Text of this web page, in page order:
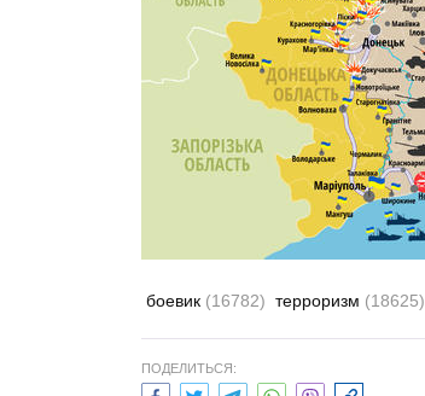
боевик (16782) терроризм (18625)
ПОДЕЛИТЬСЯ: